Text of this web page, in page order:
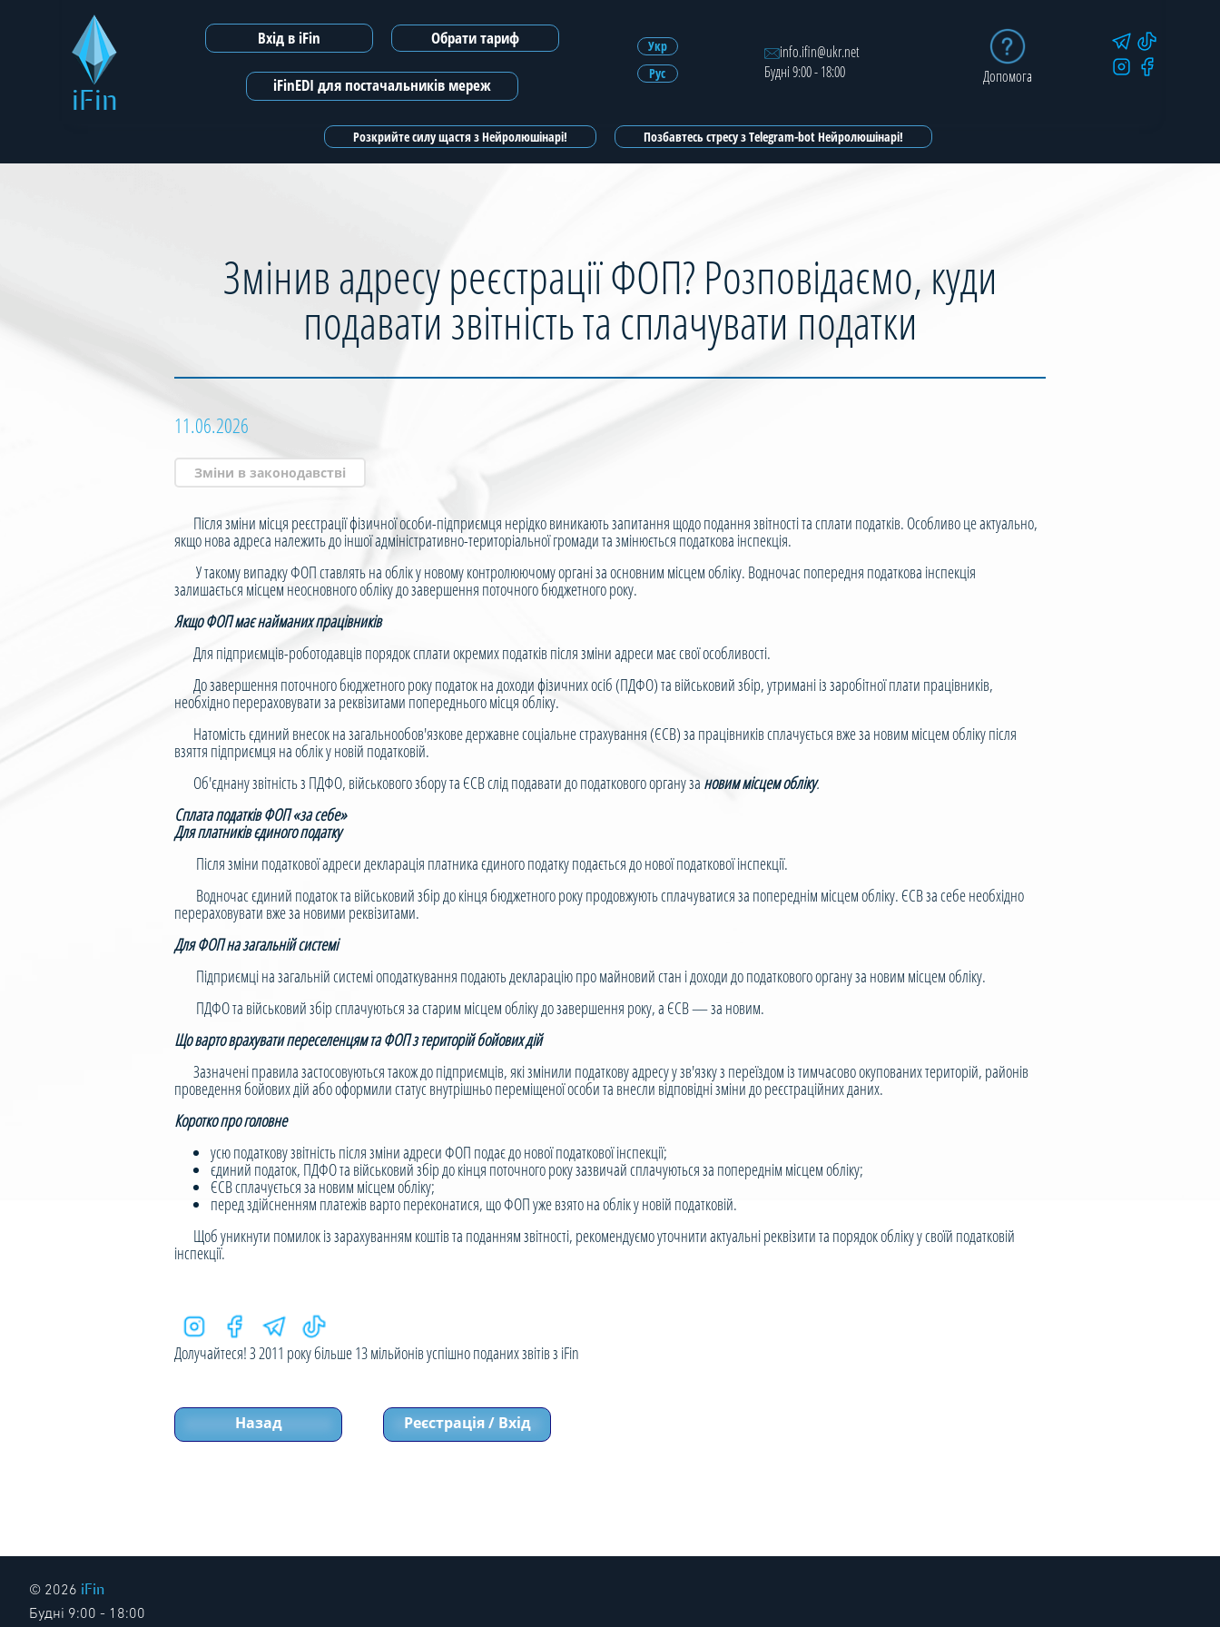
iFin
Вхід в iFin Обрати тариф
iFinEDI для постачальників мереж
Укр
Рус
info.ifin@ukr.net
Будні 9:00 - 18:00
Допомога
Розкрийте силу щастя з Нейролюшінарі! Позбавтесь стресу з Telegram-bot Нейролюшінарі!
Зареєструватись
Зареєструватись з ЕЦП
Змінив адресу реєстрації ФОП? Розповідаємо, куди
подавати звітність та сплачувати податки
11.06.2026
Зміни в законодавстві
Після зміни місця реєстрації фізичної особи-підприємця нерідко виникають запитання щодо подання звітності та сплати податків. Особливо це актуально,
якщо нова адреса належить до іншої адміністративно-територіальної громади та змінюється податкова інспекція.
У такому випадку ФОП ставлять на облік у новому контролюючому органі за основним місцем обліку. Водночас попередня податкова інспекція
залишається місцем неосновного обліку до завершення поточного бюджетного року.
Якщо ФОП має найманих працівників
Для підприємців-роботодавців порядок сплати окремих податків після зміни адреси має свої особливості.
До завершення поточного бюджетного року податок на доходи фізичних осіб (ПДФО) та військовий збір, утримані із заробітної плати працівників,
необхідно перераховувати за реквізитами попереднього місця обліку.
Натомість єдиний внесок на загальнообов'язкове державне соціальне страхування (ЄСВ) за працівників сплачується вже за новим місцем обліку після
взяття підприємця на облік у новій податковій.
Об'єднану звітність з ПДФО, військового збору та ЄСВ слід подавати до податкового органу за новим місцем обліку.
Сплата податків ФОП «за себе»
Для платників єдиного податку
Після зміни податкової адреси декларація платника єдиного податку подається до нової податкової інспекції.
Водночас єдиний податок та військовий збір до кінця бюджетного року продовжують сплачуватися за попереднім місцем обліку. ЄСВ за себе необхідно
перераховувати вже за новими реквізитами.
Для ФОП на загальній системі
Підприємці на загальній системі оподаткування подають декларацію про майновий стан і доходи до податкового органу за новим місцем обліку.
ПДФО та військовий збір сплачуються за старим місцем обліку до завершення року, а ЄСВ — за новим.
Що варто врахувати переселенцям та ФОП з територій бойових дій
Зазначені правила застосовуються також до підприємців, які змінили податкову адресу у зв'язку з переїздом із тимчасово окупованих територій, районів
проведення бойових дій або оформили статус внутрішньо переміщеної особи та внесли відповідні зміни до реєстраційних даних.
Коротко про головне
усю податкову звітність після зміни адреси ФОП подає до нової податкової інспекції;
єдиний податок, ПДФО та військовий збір до кінця поточного року зазвичай сплачуються за попереднім місцем обліку;
ЄСВ сплачується за новим місцем обліку;
перед здійсненням платежів варто переконатися, що ФОП уже взято на облік у новій податковій.
Щоб уникнути помилок із зарахуванням коштів та поданням звітності, рекомендуємо уточнити актуальні реквізити та порядок обліку у своїй податковій
інспекції.
Долучайтеся! З 2011 року більше 13 мільйонів успішно поданих звітів з iFin
Назад Реєстрація / Вхід
© 2026 iFin
Будні 9:00 - 18:00